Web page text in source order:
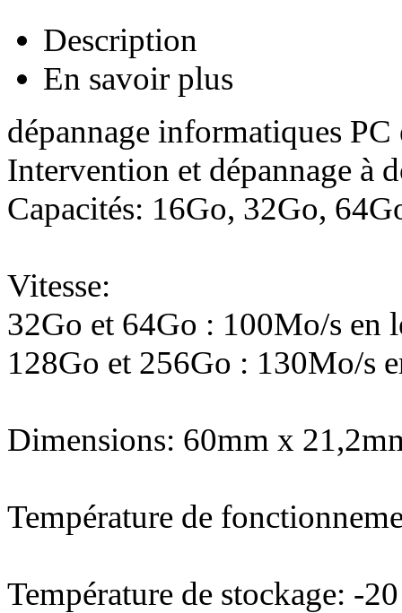
Description
En savoir plus
dépannage informatiques
Intervention et dépannage à
Capacités: 16Go, 32Go,
Vitesse:
32Go et 64Go : 100Mo/s en
128Go et 256Go : 130Mo/s
Dimensions: 60mm x
Température de
Température de stockage: -